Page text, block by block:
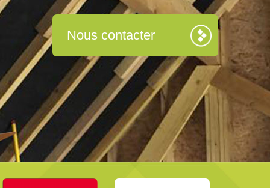
Nous contacter